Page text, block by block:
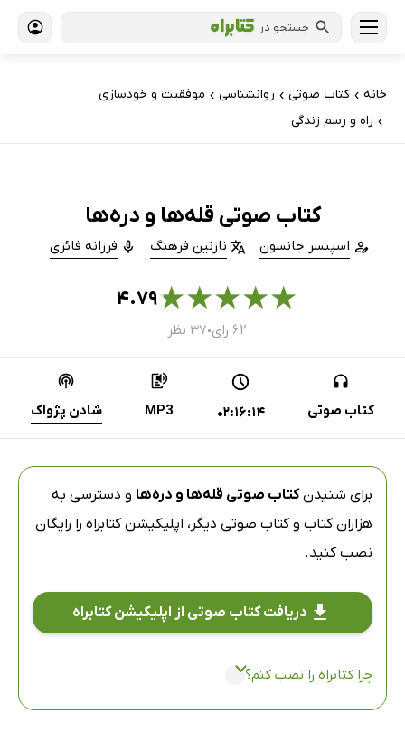
جستجو در
خانه › کتاب‌ صوتی › روانشناسی › موفقیت و خودسازی
› راه و رسم زندگی
کتاب صوتی قله‌ها و دره‌ها
اسپنسر جانسون نازنین فرهنگ فرزانه فائزی
★
★
★
★
★۴.۷۹
۶۲ رای ● ۳۷ نظر
کتاب صوتی 02:16:14
MP3 شادن پژواک
برای شنیدنکتاب صوتی قله‌ها و دره‌ها و دسترسی به
هزاران کتاب و کتاب صوتی دیگر، اپلیکیشن کتابراه را رایگان
نصب کنید.
دریافت کتاب صوتی از اپلیکیشن کتابراه
چرا کتابراه را نصب کنم؟